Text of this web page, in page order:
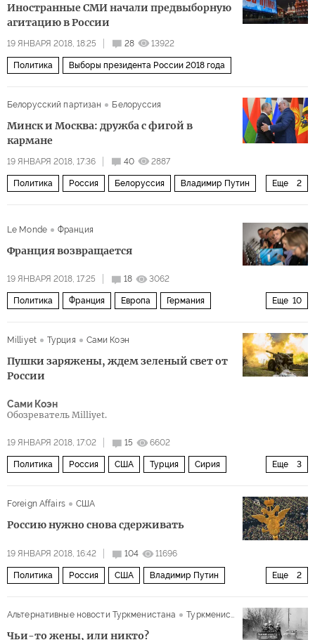
Иностранные СМИ начали предвыборную
агитацию в России
19 ЯНВАРЯ 2018, 18:25 28 13922
Политика Выборы президента России 2018 года
Белорусский партизан Белоруссия
Минск и Москва: дружба с фигой в
кармане
19 ЯНВАРЯ 2018, 17:36 40 2887
Еще 2
Политика Россия Белоруссия Владимир Путин
Le Monde Франция
Франция возвращается
19 ЯНВАРЯ 2018, 17:25 18 3062
Еще 10
Политика Франция Европа Германия
ЕС реформы
Milliyet Турция Сами Коэн
Пушки заряжены, ждем зеленый свет от
России
Сами Коэн
Обозреватель Milliyet.
19 ЯНВАРЯ 2018, 17:02 15 6602
Еще 3
Политика Россия США Турция Сирия
Foreign Affairs
США
Россию нужно снова сдерживать
19 ЯНВАРЯ 2018, 16:42 104 11696
Еще 2
Политика Россия США Владимир Путин
Альтернативные новости Туркменистана
Туркменистан
Чьи-то жены, или никто?